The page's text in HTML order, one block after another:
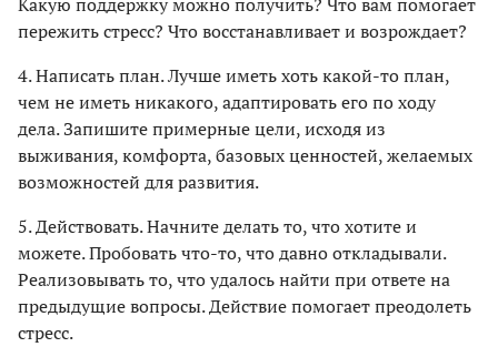
пережить стресс? Что восстанавливает и возрождает?
4. Написать план. Лучше иметь хоть какой-то план,
чем не иметь никакого, адаптировать его по ходу
дела. Запишите примерные цели, исходя из
выживания, комфорта, базовых ценностей, желаемых
возможностей для развития.
5. Действовать. Начните делать то, что хотите и
можете. Пробовать что-то, что давно откладывали.
Реализовывать то, что удалось найти при ответе на
предыдущие вопросы. Действие помогает преодолеть
стресс.